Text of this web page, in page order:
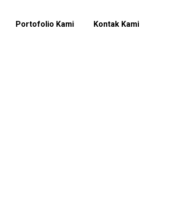
Portofolio Kami Kontak Kami